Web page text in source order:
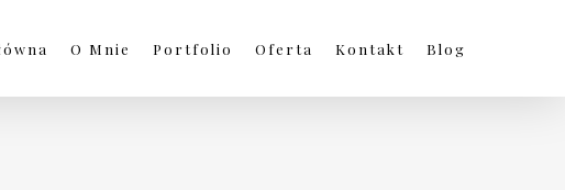
O Mnie Portfolio Oferta Kontakt Blog